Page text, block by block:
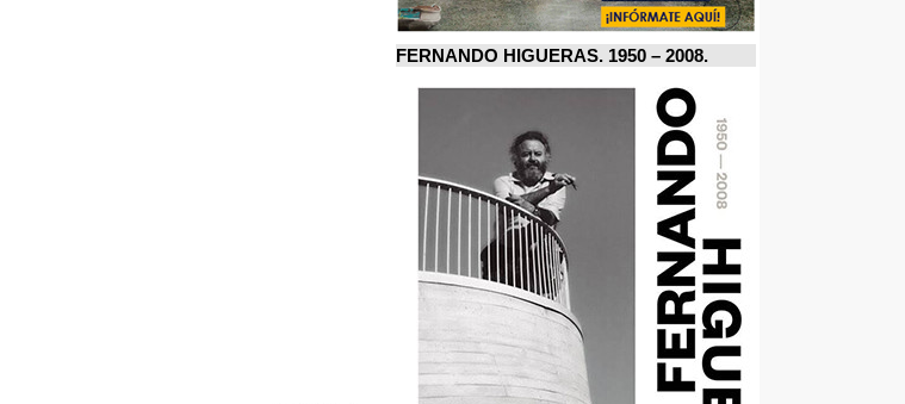
FERNANDO HIGUERAS. 1950 – 2008.